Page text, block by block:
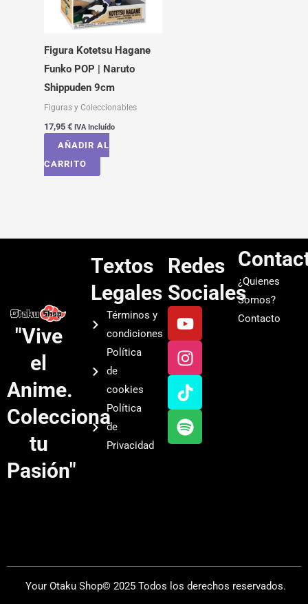
Figura Kotetsu Hagane
Funko POP | Naruto
Shippuden 9cm
Figuras y Coleccionables
17,95 € IVA Incluído
AÑADIR AL
CARRITO
"Vive
el
Anime.
Colecciona
tu
Pasión"
Textos
Legales
Términos y
condiciones
Política
de
cookies
Política
de
Privacidad
Redes
Sociales
Y
o
u
t
u
b
e
I
n
s
t
a
g
r
a
T
i
k
t
o
k
S
p
o
t
i
f
y
¿Quienes
Somos?
Contacto
Your Otaku Shop© 2025 Todos los derechos reservados.